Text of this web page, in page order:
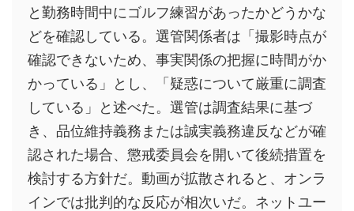
と勤務時間中にゴルフ練習があったかどうかな
どを確認している。選管関係者は「撮影時点が
確認できないため、事実関係の把握に時間がか
かっている」とし、「疑惑について厳重に調査
している」と述べた。選管は調査結果に基づ
き、品位維持義務または誠実義務違反などが確
認された場合、懲戒委員会を開いて後続措置を
検討する方針だ。動画が拡散されると、オンラ
インでは批判的な反応が相次いだ。ネットユー